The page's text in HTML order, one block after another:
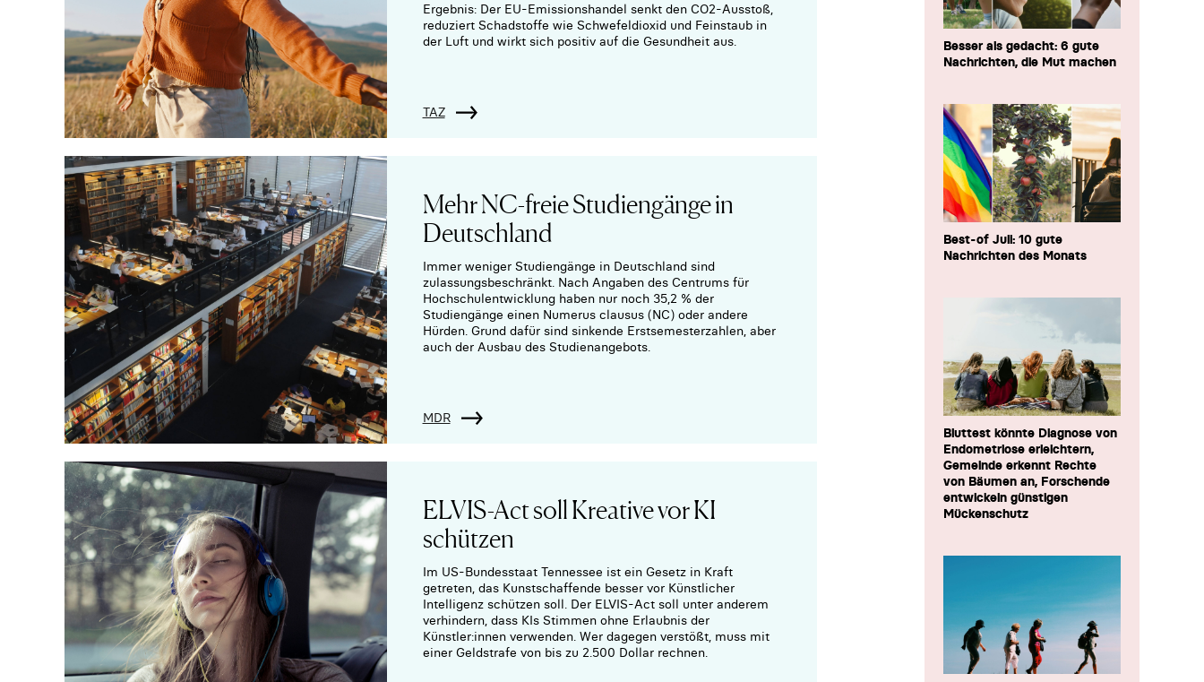
Ergebnis: Der EU-Emissionshandel senkt den CO2-Ausstoß,
reduziert Schadstoffe wie Schwefeldioxid und Feinstaub in
der Luft und wirkt sich positiv auf die Gesundheit aus.
TAZ
Mehr NC-freie Studiengänge in
Deutschland
Immer weniger Studiengänge in Deutschland sind
zulassungsbeschränkt. Nach Angaben des Centrums für
Hochschulentwicklung haben nur noch 35,2 % der
Studiengänge einen Numerus clausus (NC) oder andere
Hürden. Grund dafür sind sinkende Erstsemesterzahlen, aber
auch der Ausbau des Studienangebots.
MDR
ELVIS-Act soll Kreative vor KI
schützen
Im US-Bundesstaat Tennessee ist ein Gesetz in Kraft
getreten, das Kunstschaffende besser vor Künstlicher
Intelligenz schützen soll. Der ELVIS-Act soll unter anderem
verhindern, dass KIs Stimmen ohne Erlaubnis der
Künstler:innen verwenden. Wer dagegen verstößt, muss mit
einer Geldstrafe von bis zu 2.500 Dollar rechnen.
Besser als gedacht: 6 gute
Nachrichten, die Mut machen
Best-of Juli: 10 gute
Nachrichten des Monats
Bluttest könnte Diagnose von
Endometriose erleichtern,
Gemeinde erkennt Rechte
von Bäumen an, Forschende
entwickeln günstigen
Mückenschutz